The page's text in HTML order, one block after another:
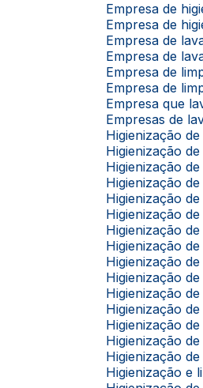
Empresa de
Empresa de
Empresa de
Empresa de
Empresa de
Empresa de
Empresa que
Empresas de
Higienização
Higienização
Higienização
Higienização
Higienização
Higienização
Higienização
Higienização
Higienização
Higienização
Higienização
Higienização
Higienização
Higienização
Higienização
Higienização